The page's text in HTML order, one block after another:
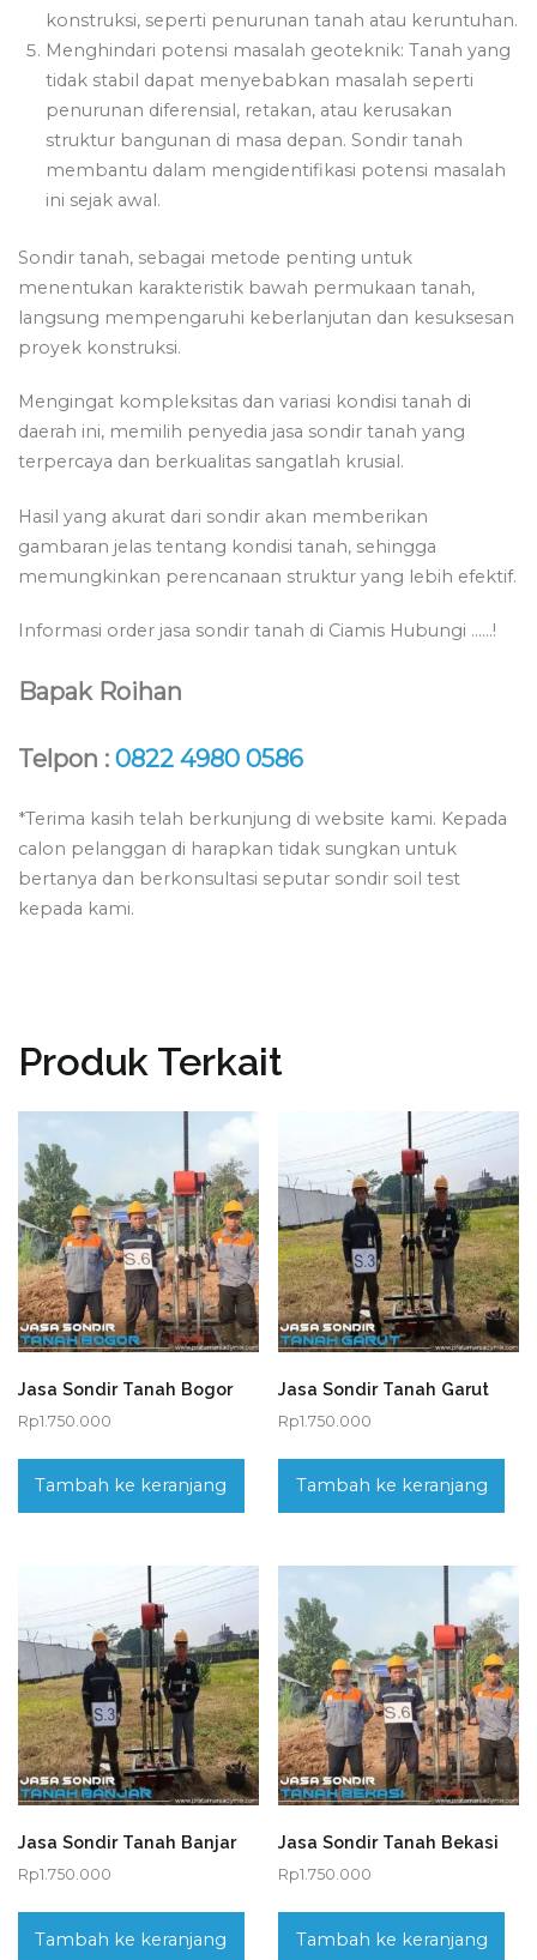
konstruksi, seperti penurunan tanah atau keruntuhan.
Menghindari potensi masalah geoteknik: Tanah yang
tidak stabil dapat menyebabkan masalah seperti
penurunan diferensial, retakan, atau kerusakan
struktur bangunan di masa depan. Sondir tanah
membantu dalam mengidentifikasi potensi masalah
ini sejak awal.
Sondir tanah, sebagai metode penting untuk
menentukan karakteristik bawah permukaan tanah,
langsung mempengaruhi keberlanjutan dan kesuksesan
proyek konstruksi.
Mengingat kompleksitas dan variasi kondisi tanah di
daerah ini, memilih penyedia jasa sondir tanah yang
terpercaya dan berkualitas sangatlah krusial.
Hasil yang akurat dari sondir akan memberikan
gambaran jelas tentang kondisi tanah, sehingga
memungkinkan perencanaan struktur yang lebih efektif.
Informasi order jasa sondir tanah di Ciamis Hubungi ……!
Bapak Roihan
Telpon : 0822 4980 0586
*Terima kasih telah berkunjung di website kami. Kepada
calon pelanggan di harapkan tidak sungkan untuk
bertanya dan berkonsultasi seputar sondir soil test
kepada kami.
Produk Terkait
Jasa Sondir Tanah Bogor
Rp1.750.000
Tambah ke keranjang
Jasa Sondir Tanah Garut
Rp1.750.000
Tambah ke keranjang
Jasa Sondir Tanah Banjar
Rp1.750.000
Tambah ke keranjang
Jasa Sondir Tanah Bekasi
Rp1.750.000
Tambah ke keranjang